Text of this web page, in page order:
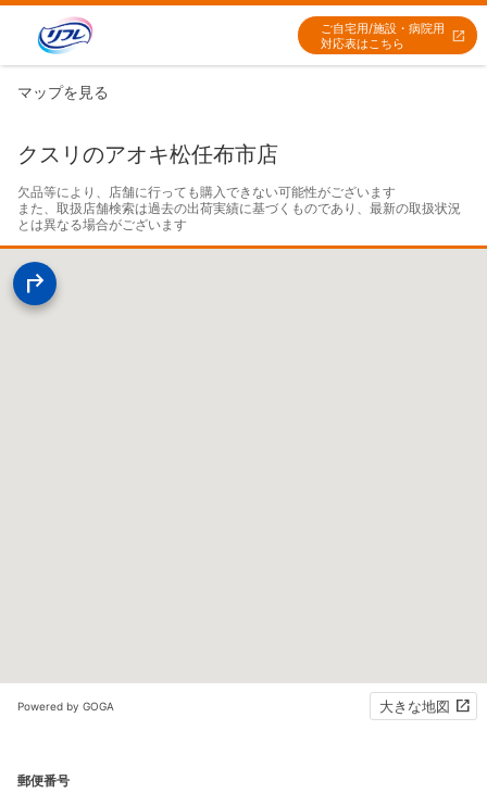
ご自宅用/施設・病院用
対応表はこちら
マップを見る
クスリのアオキ松任布市店
欠品等により、店舗に行っても購入できない可能性がございます
また、取扱店舗検索は過去の出荷実績に基づくものであり、最新の取扱状況
とは異なる場合がございます
Powered by GOGA 大きな地図
郵便番号